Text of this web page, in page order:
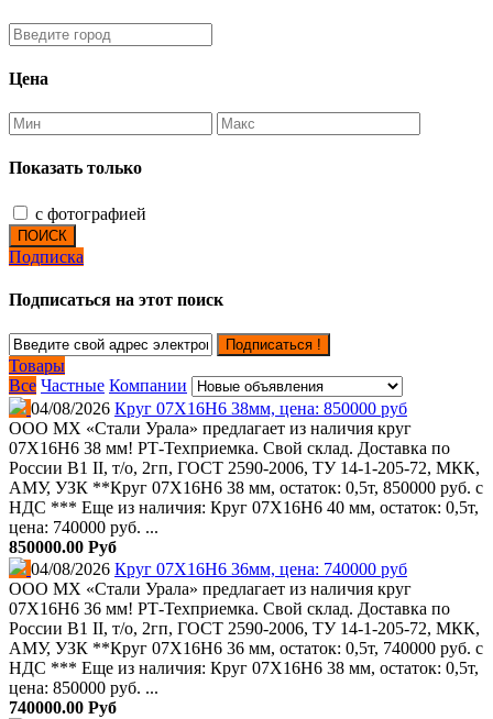
Цена
Показать только
с фотографией
ПОИСК
Подписка
Подписаться на этот поиск
Подписаться !
Товары
Все Частные Компании
04/08/2026 Круг 07Х16Н6 38мм, цена: 850000 руб
ООО МХ «Стали Урала» предлагает из наличия круг
07Х16Н6 38 мм! РТ-Техприемка. Свой склад. Доставка по
России В1 II, т/о, 2гп, ГОСТ 2590-2006, ТУ 14-1-205-72, МКК,
АМУ, УЗК **Круг 07Х16Н6 38 мм, остаток: 0,5т, 850000 руб. с
НДС *** Еще из наличия: Круг 07Х16Н6 40 мм, остаток: 0,5т,
цена: 740000 руб. ...
850000.00 Руб
04/08/2026 Круг 07Х16Н6 36мм, цена: 740000 руб
ООО МХ «Стали Урала» предлагает из наличия круг
07Х16Н6 36 мм! РТ-Техприемка. Свой склад. Доставка по
России В1 II, т/о, 2гп, ГОСТ 2590-2006, ТУ 14-1-205-72, МКК,
АМУ, УЗК **Круг 07Х16Н6 36 мм, остаток: 0,5т, 740000 руб. с
НДС *** Еще из наличия: Круг 07Х16Н6 38 мм, остаток: 0,5т,
цена: 850000 руб. ...
740000.00 Руб